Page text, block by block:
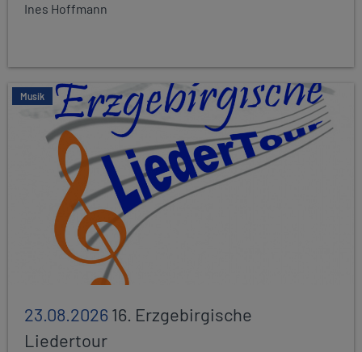
Ines Hoffmann
Musik
23.08.202616. Erzgebirgische
Liedertour